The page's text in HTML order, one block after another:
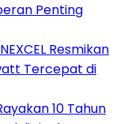
Penting
Resmikan
Tercepat di
10 Tahun